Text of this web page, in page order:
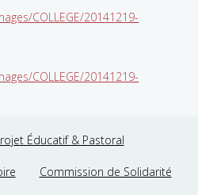
COLLEGE/20141219-
COLLEGE/20141219-
Éducatif & Pastoral
Commission de Solidarité